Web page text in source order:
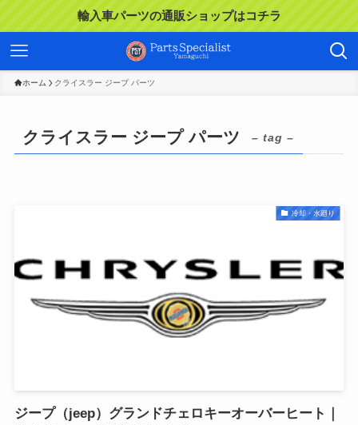
輸入車パーツの通販ショップはコチラ
ホーム クライスラー ジープ パーツ
クライスラー ジープ パーツ – tag –
冷却・水廻り
ジープ（jeep）グランドチェロキーオーバーヒート｜